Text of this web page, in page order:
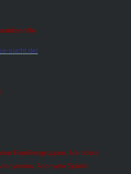
sucht.de/
Familiengruppen, Narcotics
Anonyme Spieler